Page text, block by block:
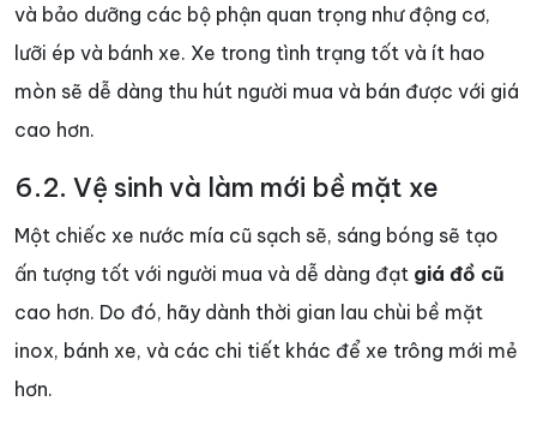
và bảo dưỡng các bộ phận quan trọng như động cơ,
lưỡi ép và bánh xe. Xe trong tình trạng tốt và ít hao
mòn sẽ dễ dàng thu hút người mua và bán được với giá
cao hơn.
6.2. Vệ sinh và làm mới bề mặt xe
Một chiếc xe nước mía cũ sạch sẽ, sáng bóng sẽ tạo
ấn tượng tốt với người mua và dễ dàng đạt giá đồ cũ
cao hơn. Do đó, hãy dành thời gian lau chùi bề mặt
inox, bánh xe, và các chi tiết khác để xe trông mới mẻ
hơn.